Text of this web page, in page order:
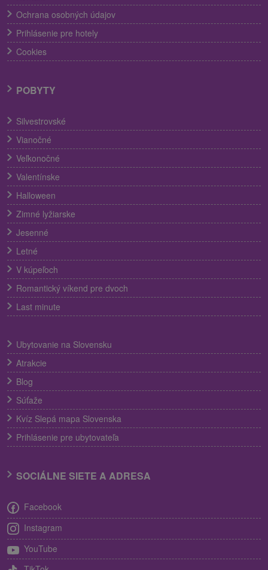
Ochrana osobných údajov
Prihlásenie pre hotely
Cookies
POBYTY
Silvestrovské
Vianočné
Veľkonočné
Valentínske
Halloween
Zimné lyžiarske
Jesenné
Letné
V kúpeľoch
Romantický víkend pre dvoch
Last minute
Ubytovanie na Slovensku
Atrakcie
Blog
Súťaže
Kvíz Slepá mapa Slovenska
Prihlásenie pre ubytovateľa
SOCIÁLNE SIETE A ADRESA
Facebook
Instagram
YouTube